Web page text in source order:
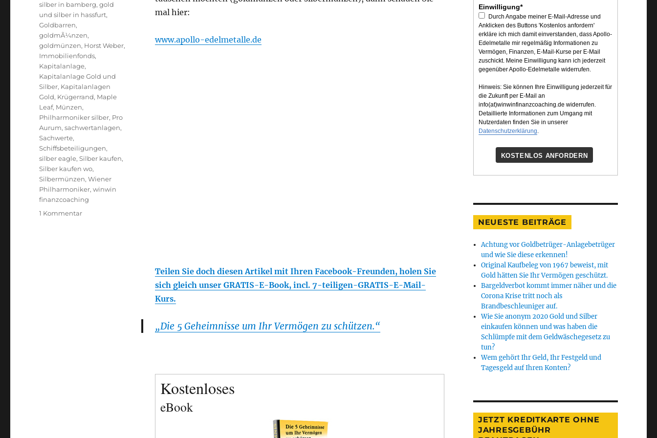
mal hier:
www.apollo-edelmetalle.de
Teilen Sie doch diesen Artikel mit Ihren Facebook-Freunden, holen Sie
sich gleich unser GRATIS-E-Book, incl. 7-teiligen-GRATIS-E-Mail-
Kurs.
„Die 5 Geheimnisse um Ihr Vermögen zu schützen.“
Kostenloses
eBook
silber in bamberg,gold
und silber in hassfurt,
Goldbarren,
goldmÃ¼nzen,
goldmünzen, Horst Weber,
Immobilienfonds,
Kapitalanlage,
Kapitalanlage Gold und
Silber, Kapitalanlagen
Gold, Krügerrand, Maple
Leaf, Münzen,
Philharmoniker silber, Pro
Aurum,sachwertanlagen,
Sachwerte,
Schiffsbeteiligungen,
silber eagle,Silber kaufen,
Silber kaufen wo,
Silbermünzen,Wiener
Philharmoniker,winwin
finanzcoaching
1 Kommentarzu
Einwilligung*
Durch Angabe meiner E-Mail-Adresse und
Anklicken des Buttons 'Kostenlos anfordern'
erkläre ich mich damit einverstanden, dass Apollo-
Edelmetalle mir regelmäßig Informationen zu
Vermögen, Finanzen, E-Mail-Kurse per E-Mail
zuschickt. Meine Einwilligung kann ich jederzeit
gegenüber Apollo-Edelmetalle widerrufen.
Hinweis: Sie können Ihre Einwilligung jederzeit für
die Zukunft per E-Mail an
info(at)winwinfinanzcoaching.de widerrufen.
Detaillierte Informationen zum Umgang mit
Nutzerdaten finden Sie in unserer
Datenschutzerklärung
KOSTENLOS ANFORDERN
NEUESTE BEITRÄGE
Achtung vor Goldbetrüger-Anlagebetrüger
und wie Sie diese erkennen!
Original Kaufbeleg von 1967 beweist, mit
Gold hätten Sie Ihr Vermögen geschützt.
Bargeldverbot kommt immer näher und die
Corona Krise tritt noch als
Brandbeschleuniger auf.
Wie Sie anonym 2020 Gold und Silber
einkaufen können und was haben die
Schlümpfe mit dem Geldwäschegesetz zu
tun?
Wem gehört Ihr Geld, Ihr Festgeld und
Tagesgeld auf Ihren Konten?
JETZT KREDITKARTE OHNE
JAHRESGEBÜHR